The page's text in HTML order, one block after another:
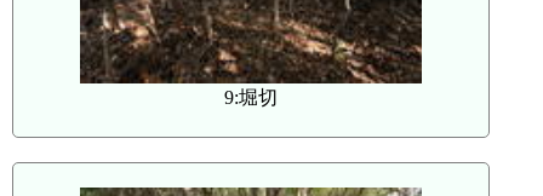
9:堀切